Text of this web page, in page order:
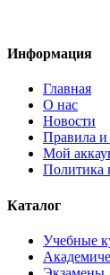
Информация
Главная
О нас
Новости
Правила и
Мой
Политика
Каталог
Учебные